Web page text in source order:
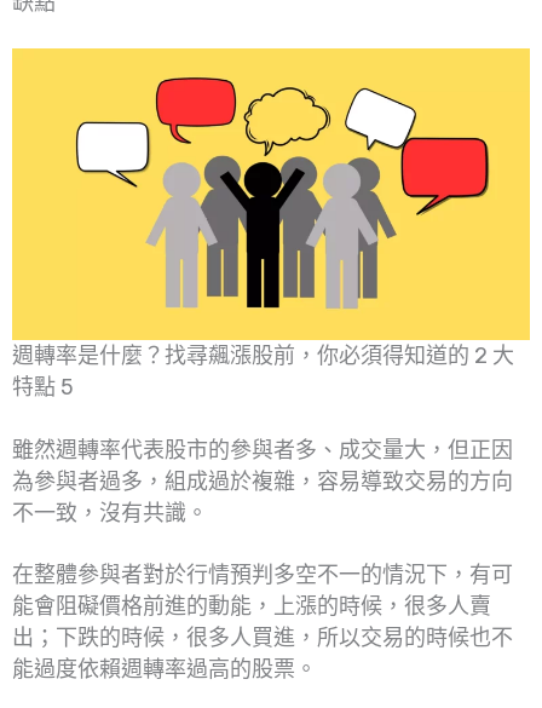
週轉率是什麼？找尋飆漲股前，你必須得知道的 2 大
特點 5
雖然週轉率代表股市的參與者多、成交量大，但正因
為參與者過多，組成過於複雜，容易導致交易的方向
不一致，沒有共識。
在整體參與者對於行情預判多空不一的情況下，有可
能會阻礙價格前進的動能，上漲的時候，很多人賣
出；下跌的時候，很多人買進，所以交易的時候也不
能過度依賴週轉率過高的股票。